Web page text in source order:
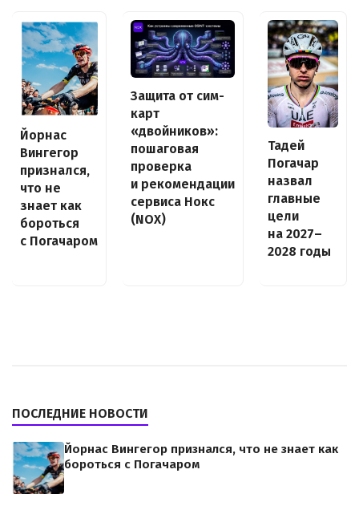
Йорнас
Вингегор
признался,
что не
знает как
бороться
с Погачаром
Защита от сим-
карт
«двойников»:
пошаговая
проверка
и рекомендации
сервиса Нокс
(NOX)
Тадей
Погачар
назвал
главные
цели
на 2027–
2028 годы
ПОСЛЕДНИЕ НОВОСТИ
Йорнас Вингегор признался, что не знает как
бороться с Погачаром